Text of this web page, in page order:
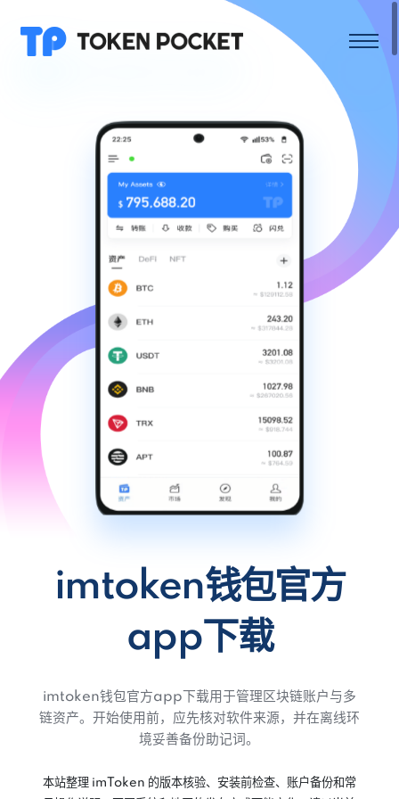
imtoken钱包官方
app下载
imtoken钱包官方app下载用于管理区块链账户与多
链资产。开始使用前，应先核对软件来源，并在离线环
境妥善备份助记词。
本站整理 imToken 的版本核验、安装前检查、账户备份和常